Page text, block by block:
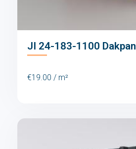
JI 24-183-1100 Dakpan
€19.00 / m²